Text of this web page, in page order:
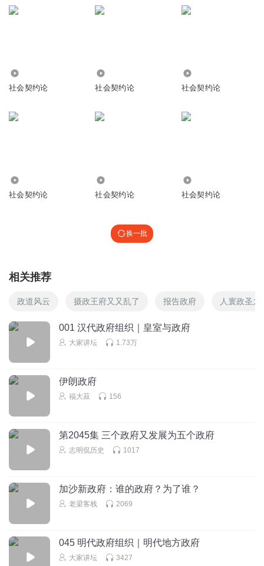
社会契约论 社会契约论 社会契约论
社会契约论 社会契约论 社会契约论
换一批
相关推荐
政道风云 摄政王府又又乱了 报告政府 人寰政圣之
001 汉代政府组织｜皇室与政府
大家讲坛 1.73万
伊朗政府
福大菽 156
第2045集 三个政府又发展为五个政府
志明侃历史 1017
加沙新政府：谁的政府？为了谁？
老梁客栈 2069
045 明代政府组织｜明代地方政府
大家讲坛 3427